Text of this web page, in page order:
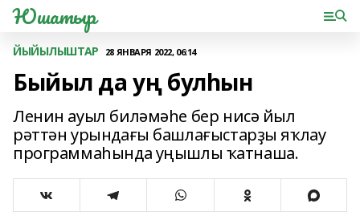
Юшатыр
ЙЫЙЫЛЫШТАР 28 ЯНВАРЯ 2022, 06:14
Быйыл да уң булһын
Ленин ауыл биләмәһе бер нисә йыл
рәттән урындағы башлағыстарҙы яҡлау
программаһында уңышлы ҡатнаша.